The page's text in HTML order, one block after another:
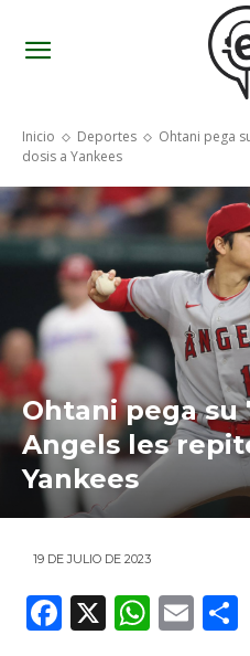
Inicio Deportes
Ohtani pega
dosis a Yankees
Ohtani pega su
Angels les
Yankees
19 DE JULIO DE 2023
F
X
W E